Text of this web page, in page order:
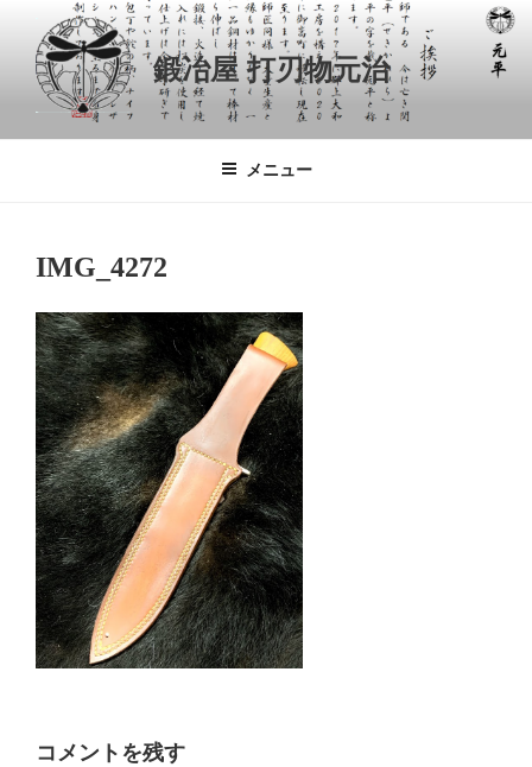
鍛冶屋 打刃物元治
メニュー
IMG_4272
コメントを残す